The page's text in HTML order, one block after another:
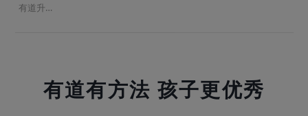
有道升学规划师
有道有方法 孩子更优秀